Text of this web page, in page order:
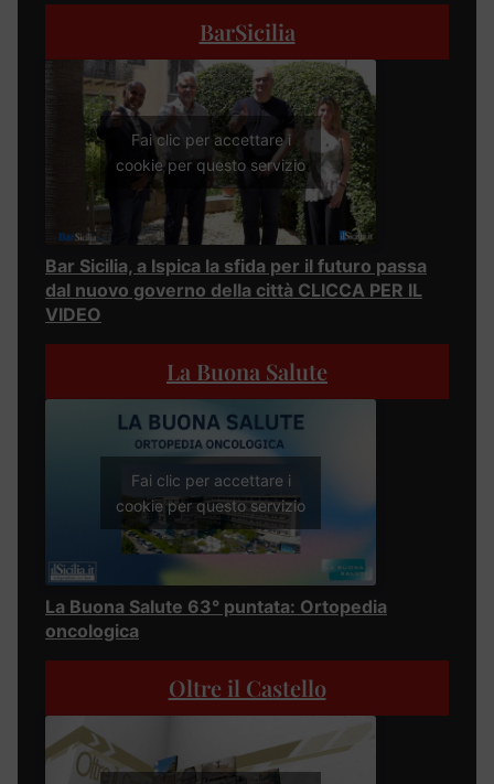
BarSicilia
Fai clic per accettare i
cookie per questo servizio
Bar Sicilia, a Ispica la sfida per il futuro passa
dal nuovo governo della città CLICCA PER IL
VIDEO
La Buona Salute
Fai clic per accettare i
cookie per questo servizio
La Buona Salute 63° puntata: Ortopedia
oncologica
Oltre il Castello